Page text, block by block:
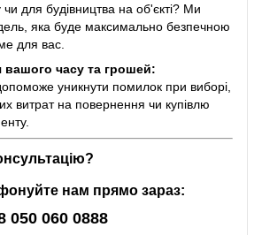
для будівництва на об'єкті? Ми
яка буде максимально безпечною
для вас.
часу та грошей:
уникнути помилок при виборі,
витрат на повернення чи купівлю
нам прямо зараз:
060 0888